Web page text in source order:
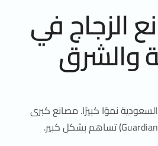
الزجاج في
والشرق
نموًا كبيرًا. مصانع كبرى